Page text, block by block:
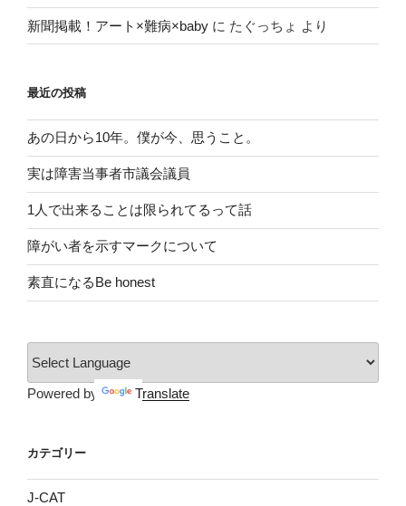
新聞掲載！アート×難病×baby に たぐっちょ より
最近の投稿
あの日から10年。僕が今、思うこと。
実は障害当事者市議会議員
1人で出来ることは限られてるって話
障がい者を示すマークについて
素直になるBe honest
Powered by Translate
カテゴリー
J-CAT